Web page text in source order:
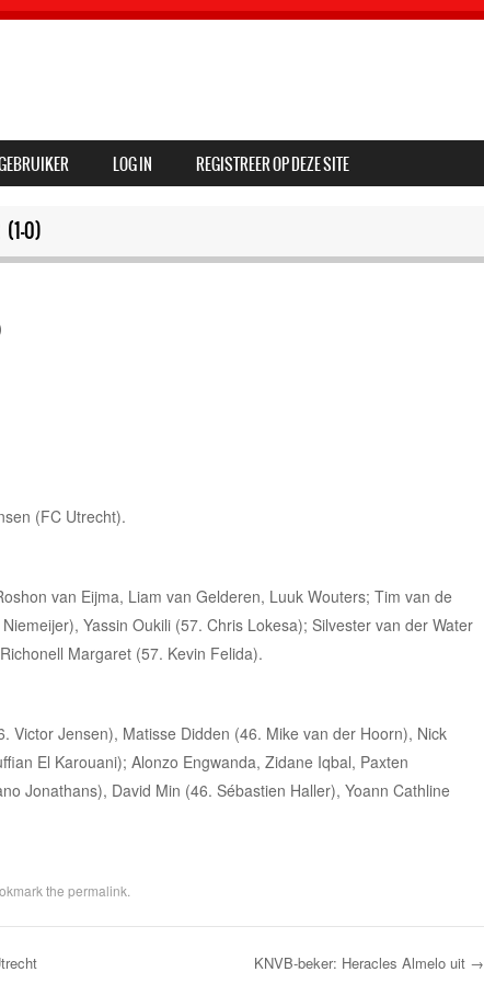
LOG IN REGISTREER OP DEZE SITE
(1-0)
(FC Utrecht).
van Eijma, Liam van Gelderen, Luuk Wouters; Tim van de
Yassin Oukili (57. Chris Lokesa); Silvester van der Water
Margaret (57. Kevin Felida).
Victor Jensen), Matisse Didden (46. Mike van der Hoorn), Nick
El Karouani); Alonzo Engwanda, Zidane Iqbal, Paxten
Jonathans), David Min (46. Sébastien Haller), Yoann Cathline
the permalink
KNVB-beker: Heracles Almelo uit →